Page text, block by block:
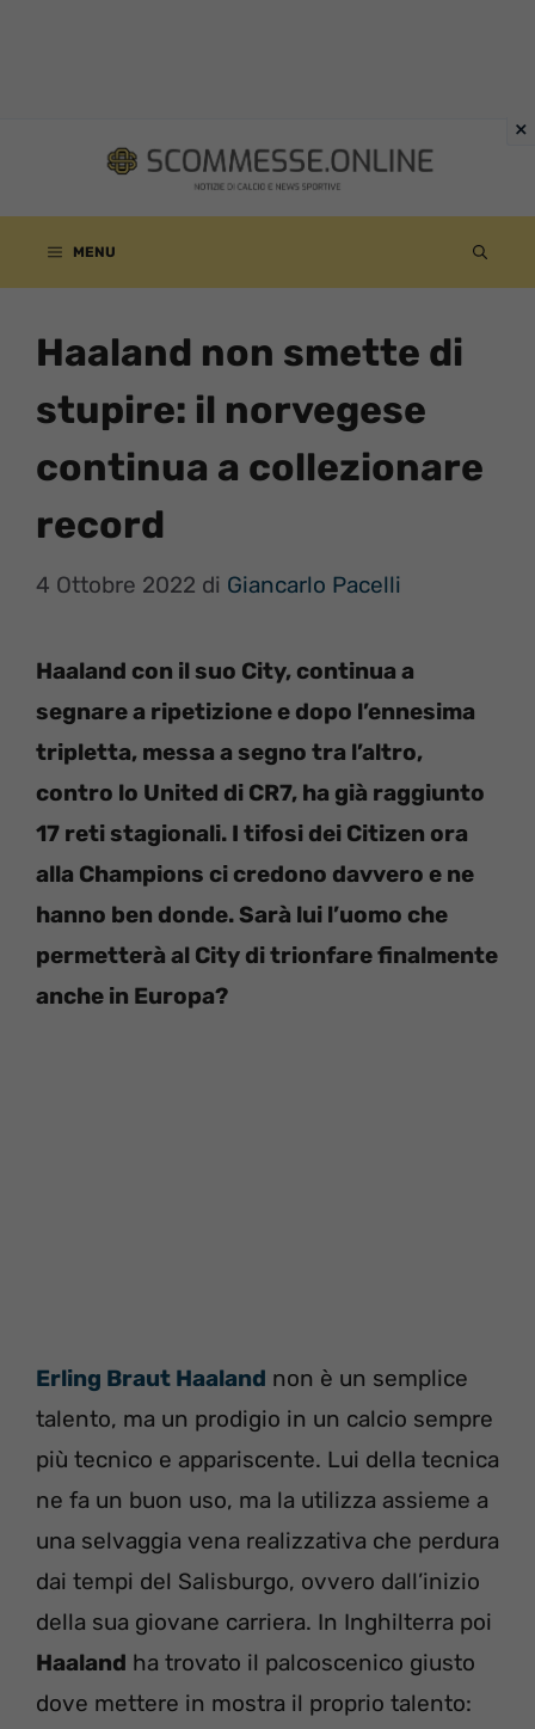
contenuto
MENU
Haaland non smette di
stupire: il norvegese
continua a collezionare
record
4 Ottobre 2022 di Giancarlo Pacelli
Haaland con il suo City, continua a
segnare a ripetizione e dopo l’ennesima
tripletta, messa a segno tra l’altro,
contro lo United di CR7, ha già raggiunto
17 reti stagionali. I tifosi dei Citizen ora
alla Champions ci credono davvero e ne
hanno ben donde. Sarà lui l’uomo che
permetterà al City di trionfare finalmente
anche in Europa?
Erling Braut Haaland non è un semplice
talento, ma un prodigio in un calcio sempre
più tecnico e appariscente. Lui della tecnica
ne fa un buon uso, ma la utilizza assieme a
una selvaggia vena realizzativa che perdura
dai tempi del Salisburgo, ovvero dall’inizio
della sua giovane carriera. In Inghilterra poi
Haaland ha trovato il palcoscenico giusto
dove mettere in mostra il proprio talento: